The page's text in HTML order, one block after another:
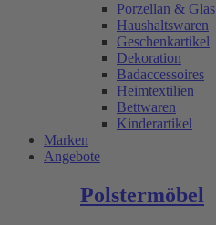
Porzellan & Glas
Haushaltswaren
Geschenkartikel
Dekoration
Badaccessoires
Heimtextilien
Bettwaren
Kinderartikel
Marken
Angebote
Polstermöbel